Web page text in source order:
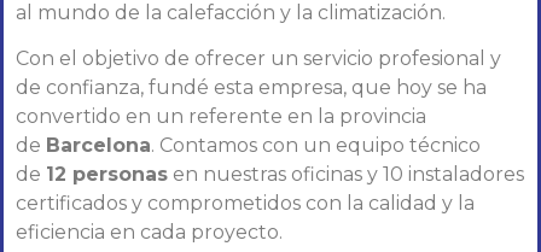
al mundo de la calefacción y la climatización.
Con el objetivo de ofrecer un servicio profesional y
de confianza, fundé esta empresa, que hoy se ha
convertido en un referente en la provincia
de Barcelona. Contamos con un equipo técnico
de 12 personas en nuestras oficinas y 10 instaladores
certificados y comprometidos con la calidad y la
eficiencia en cada proyecto.